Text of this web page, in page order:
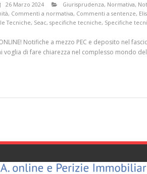
26 Marzo 2024 Giurisprudenza, Normativa,
, Commenti a normativa, Commenti a sentenze,
Tecniche, Seac, specifiche tecniche, Specifiche
ONLINE! Notifiche a mezzo PEC e deposito nel
voglia di fare chiarezza nel complesso mondo